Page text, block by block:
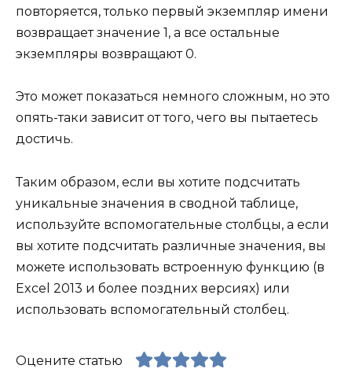
повторяется, только первый экземпляр имени
возвращает значение 1, а все остальные
экземпляры возвращают 0.
Это может показаться немного сложным, но это
опять-таки зависит от того, чего вы пытаетесь
достичь.
Таким образом, если вы хотите подсчитать
уникальные значения в сводной таблице,
используйте вспомогательные столбцы, а если
вы хотите подсчитать различные значения, вы
можете использовать встроенную функцию (в
Excel 2013 и более поздних версиях) или
использовать вспомогательный столбец.
Оцените статью